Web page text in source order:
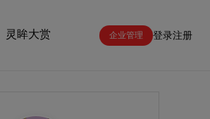
灵眸大赏 企业管理 登录注册